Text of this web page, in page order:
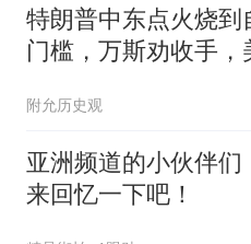
特朗普中东点火烧到
门槛，万斯劝收手，
附允历史观
亚洲频道的小伙伴们
来回忆一下吧！